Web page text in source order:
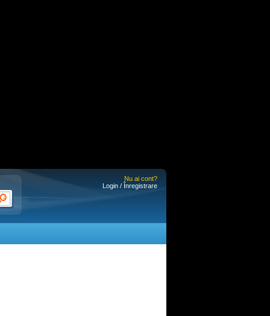
Nu ai cont?
Login / Înregistrare